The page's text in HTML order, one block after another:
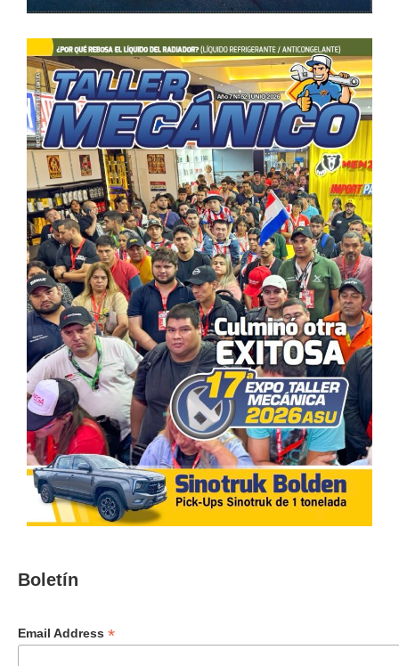
Boletín
Email Address *